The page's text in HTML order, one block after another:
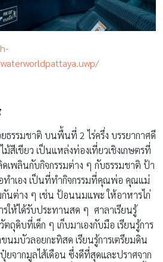
รรมชาติ บนพื้นที่ 2 ไร่ครึ่ง บรรยากาศดี
สีเขียว เป็นแหล่งท่องเที่ยวเชิงเกษตรที่
ดเพลินกับกิจกรรมต่าง ๆ กับธรรมชาติ ป้า
ทำเอง เป็นที่ทำกิจกรรมที่คุณพ่อ คุณแม่
นต่าง ๆ เช่น ป้อนนมแพะ ให้อาหารไก่
รให้ได้รับประทานสด ๆ ศาลาเรียนรู้
ถุดิบที่เด็ก ๆ เก็บมาเองกับมือ เรียนรู้การ
นมบัวลอยกะทิสด เรียนรู้การเตรียมดิน
จากมูลไส้เดือน ซึ่งดีที่สุดและปราศจาก